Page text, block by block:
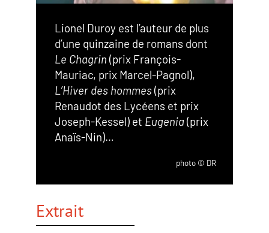
Lionel Duroy est l’auteur de plus
d’une quinzaine de romans dont
Le Chagrin (prix François-
Mauriac, prix Marcel-Pagnol),
L’Hiver des hommes(prix
Renaudot des Lycéens et prix
Joseph-Kessel) et Eugenia(prix
Anaïs-Nin)…
photo © DR
Extrait